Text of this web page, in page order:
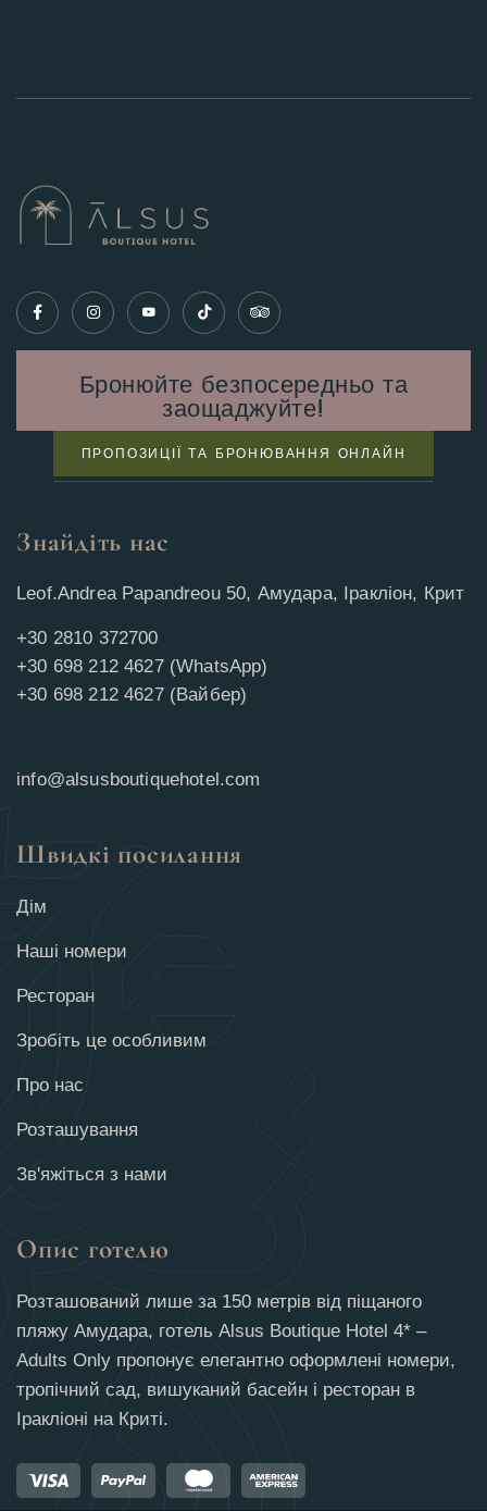
Бронюйте безпосередньо та
заощаджуйте!
ПРОПОЗИЦІЇ ТА БРОНЮВАННЯ ОНЛАЙН
Знайдіть нас
Leof.Andrea Papandreou 50, Амудара, Іракліон, Крит
+30 2810 372700
+30 698 212 4627 (WhatsApp)
+30 698 212 4627 (Вайбер)
info@alsusboutiquehotel.com
Швидкі посилання
Дім
Наші номери
Ресторан
Зробіть це особливим
Про нас
Розташування
Зв'яжіться з нами
Опис готелю
Розташований лише за 150 метрів від піщаного
пляжу Амудара, готель Alsus Boutique Hotel 4* –
Adults Only пропонує елегантно оформлені номери,
тропічний сад, вишуканий басейн і ресторан в
Іракліоні на Криті.